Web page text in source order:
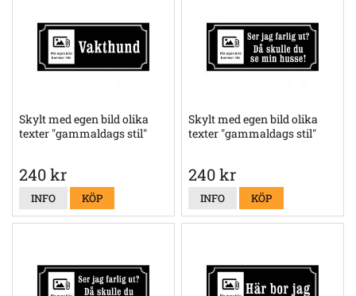
Skylt med egen bild olika
texter "gammaldags stil"
240 kr
INFO KÖP
Skylt med egen bild olika
texter "gammaldags stil"
240 kr
INFO KÖP